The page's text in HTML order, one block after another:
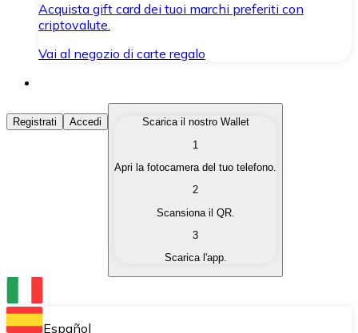
Acquista gift card dei tuoi marchi preferiti con
criptovalute.
Vai al negozio di carte regalo
Acquista Criptovalute
Acquista le criptovalute che ti interessano in modo
Converti le tue criptovalute in valuta fiat quando ne
Scambia una criptovaluta con un'altra
Conserva le tue cripto in un Wallet self-custodial.
Registrati Accedi
Scarica il nostro Wallet
1
Apri la fotocamera del tuo telefono.
2
Scansiona il QR.
3
Scarica l'app.
Español